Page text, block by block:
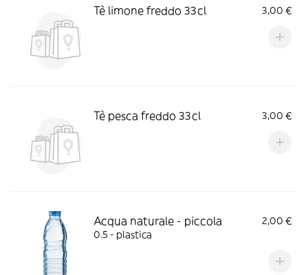
Tè limone freddo 33cl 3,00 €
Tè pesca freddo 33cl 3,00 €
Acqua naturale - piccola
2,00 €
0.5 - plastica